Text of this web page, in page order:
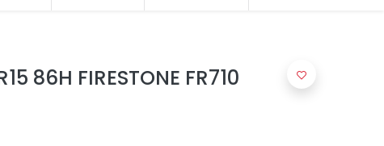
86H FIRESTONE FR710